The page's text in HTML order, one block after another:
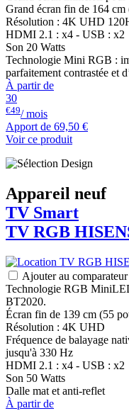
Grand écran fin de 164 cm
Résolution : 4K UHD
HDMI 2.1 : x4 - USB : x2
Son 20 Watts
Technologie Mini RGB :
parfaitement contrastée et
À partir de
30
€49/ mois
Apport de 69,50 €
Voir ce produit
Appareil neuf
TV Smart
TV RGB
Ajouter au comparateur
Technologie RGB
BT2020.
Écran fin de 139 cm (55
Résolution : 4K UHD
Fréquence de balayage
jusqu'à 330 Hz
HDMI 2.1 : x4 - USB : x2
Son 50 Watts
Dalle mat et anti-reflet
À partir de